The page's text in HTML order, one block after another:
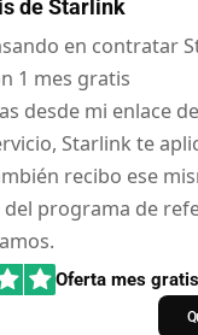
de Starlink
en contratar
1 mes gratis
desde mi enlace
Starlink te
recibo ese
programa de
Oferta mes gratis